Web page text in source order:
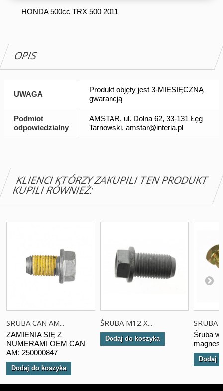
HONDA 500cc TRX 500 2011
OPIS
UWAGA
Produkt objęty jest 3-MIESIĘCZNĄ
gwarancją
Podmiot
odpowiedzialny
AMSTAR, ul. Dolna 62, 33-131 Łęg
Tarnowski, amstar@interia.pl
KLIENCI KTÓRZY ZAKUPILI TEN PRODUKT
KUPILI RÓWNIEŻ:
SRUBA CAN AM...
ZAMIENIA SIĘ Z
NUMERAMI OEM CAN
AM: 250000847
Dodaj do koszyka
ŚRUBA M12 X...
Dodaj do koszyka
SRUBA
Śruba
Dodaj